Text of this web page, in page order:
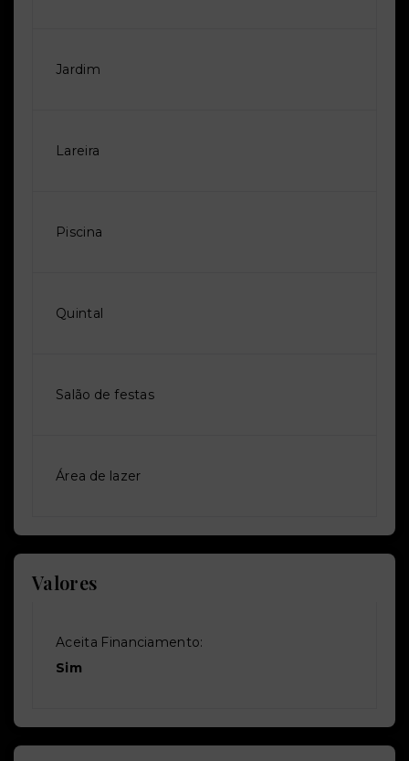
Jardim
Lareira
Piscina
Quintal
Salão de festas
Área de lazer
Valores
Aceita Financiamento:
Sim